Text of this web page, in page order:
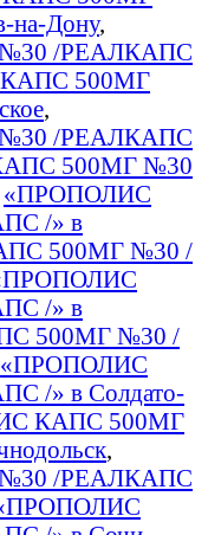
Дону,
/РЕАЛКАПС
500МГ
,
/РЕАЛКАПС
500МГ №30
«ПРОПОЛИС
/» в
500МГ №30 /
/» в
500МГ №30 /
«ПРОПОЛИС
/» в Солдато-
КАПС 500МГ
,
/РЕАЛКАПС